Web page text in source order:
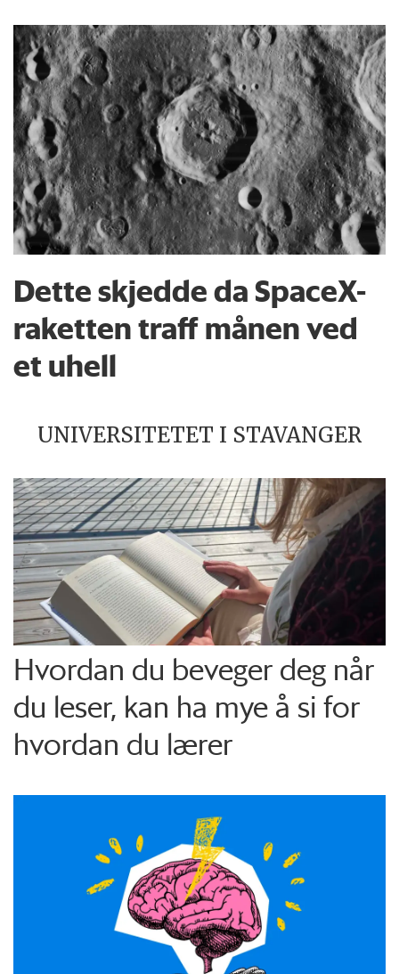
Dette skjedde da SpaceX-
raketten traff månen ved
et uhell
UNIVERSITETET I STAVANGER
Hvordan du beveger deg når
du leser, kan ha mye å si for
hvordan du lærer